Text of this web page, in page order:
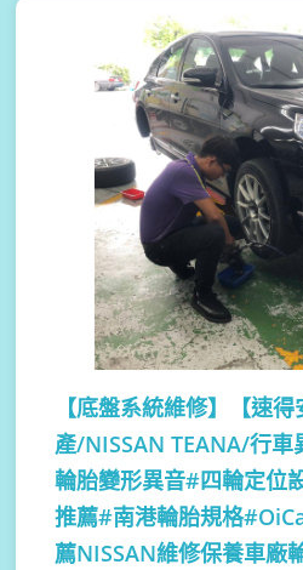
【底盤系統維修】
【速
產/NISSAN TEANA/行
輪胎變形異音#四輪定位
推薦#南港輪胎規格
薦NISSAN維修保養車廠